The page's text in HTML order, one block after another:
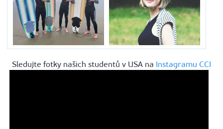
Sledujte fotky našich studentů v USA na Instagramu CCI